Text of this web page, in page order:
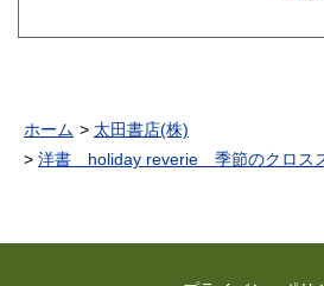
ホーム
太田書店(株)
洋書 holiday reverie 季節のクロス